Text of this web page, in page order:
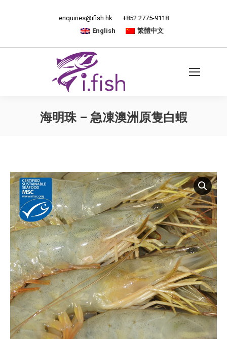
enquiries@ifish.hk
+852 2775-9118
English
繁體中文
海明珠 – 急凍澳洲原隻白蝦